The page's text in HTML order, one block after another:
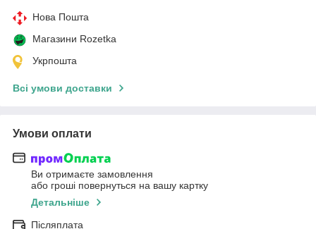
Нова Пошта
Магазини Rozetka
Укрпошта
Всі умови доставки
Умови оплати
Ви отримаєте замовлення
або гроші повернуться на вашу картку
Детальніше
Післяплата